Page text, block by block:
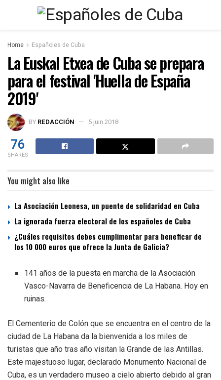
Home Españoles de Cuba
La Euskal Etxea de Cuba se prepara
para el festival 'Huella de España
2019'
BY REDACCIÓN 5 juin 2018
76
SHARES
You might also like
La Asociación Leonesa, un puente de solidaridad en Cuba
La ignorada fuerza electoral de los españoles de Cuba
¿Cuáles requisitos debes cumplimentar para beneficar de
los 10 000 euros que ofrece la Junta de Galicia?
141 años de la puesta en marcha de la Asociación
Vasco-Navarra de Beneficencia de La Habana. Hoy en
ruinas.
El Cementerio de Colón que se encuentra en el centro de la
ciudad de La Habana da la bienvenida a los miles de
turistas que año tras año visitan la Grande de las Antillas.
Este majestuoso lugar, declarado Monumento Nacional de
Cuba, es un verdadero museo a cielo abierto debido al gran